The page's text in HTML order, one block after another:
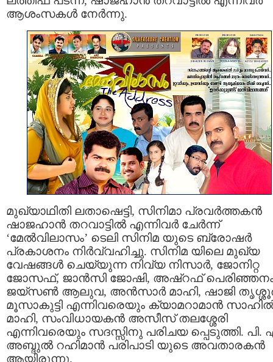
ആശംസകള്‍ നേര്‍ന്നു.
മുഖ്യാഥിതി ലതാഷെട്ടി, സിനിമാ പ്രവര്‍ത്തകന്‍
ഷാജഹാന്‍ തറവാട്ടില്‍ എന്നിവര്‍ ചേര്‍ന്ന്‍
‘മേല്‍വിലാസം’ ടെലി സിനിമ യുടെ ബ്രോഷര്‍
പ്രകാശനം നിര്‍വ്വഹിച്ചു. സിനിമ യിലെ മുഖ്യ
വേഷങ്ങള്‍ ചെയ്യുന്ന നിവ്യ നിസാര്‍, ജോനിറ്റ
ജോസഫ്‌, ജാന്‍സി ജോഷി, അഷ്‌റഫ്‌
ജയ്സണ്‍ ആലുവ, അന്‍സാര്‍ മാഹി, ഷാജി
മൂസാകുട്ടി എന്നിവരെയും ക്യാമറാമാന്‍
മാഹി, സംവിധായകന്‍ അസീസ്‌ തലശ്ശേരി
എന്നിവരെയും സദസ്സിനു പരിചയ പ്പെടുത്തി. പി.
അബ്ദുല്‍ റഹിമാന്‍ പരിപാടി യുടെ അവതാരകന്‍
ആയിരുന്നു.